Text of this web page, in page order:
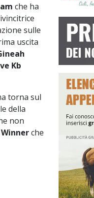
che ha
sulle
uscita
Kb
torna sul
della
non
che